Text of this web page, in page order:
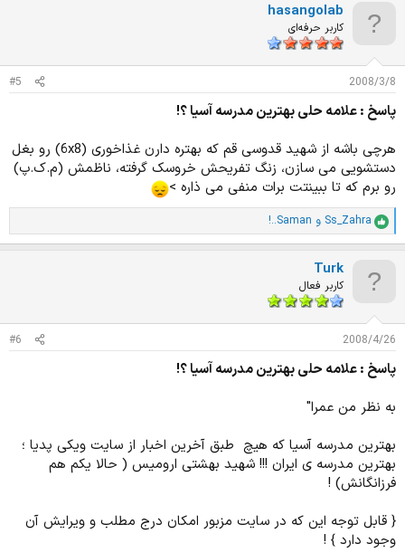
hasangolab
کاربر حرفه‌ای
2008/3/8
#5
پاسخ : علامه حلی بهترین مدرسه آسیا ؟!
هرچی باشه از شهید قدوسی قم که بهتره دارن غذاخوری (6x8) رو بغل
دستشویی می سازن، زنگ تفریحش خروسک گرفته، ناظمش (م.ک.پ)
رو برم که تا ببینتت برات منفی می ذاره >
ا
م
ت
:
Ss_Zahra و !..Saman
Turk
کاربر فعال
2008/4/26
#6
پاسخ : علامه حلی بهترین مدرسه آسیا ؟!
به نظر من عمرا"
بهترین مدرسه آسیا که هیچ طبق آخرین اخبار از سایت ویکی پدیا ؛
بهترین مدرسه ی ایران !!! شهید بهشتی ارومیس ( حالا یکم هم
فرزانگانش) !
{ قابل توجه این که در سایت مزبور امکان درج مطلب و ویرایش آن
وجود دارد } !